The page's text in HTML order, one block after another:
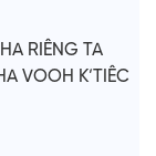
RIÊNG TA
VOOH K’TIÊC